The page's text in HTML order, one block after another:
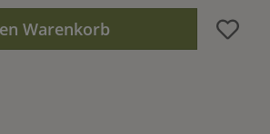
Warenkorb